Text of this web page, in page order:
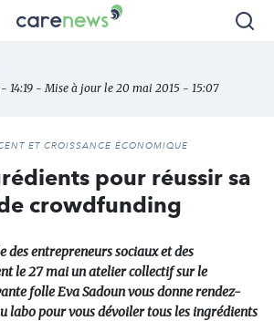
Carenews,
des
l'engagement
14:19 - Mise à jour le 20 mai 2015 - 15:07
ET CROISSANCE ÉCONOMIQUE
pour réussir sa
crowdfunding
des entrepreneurs sociaux et des
le 27 mai un atelier collectif sur le
folle Eva Sadoun vous donne rendez-
labo pour vous dévoiler tous les ingrédients